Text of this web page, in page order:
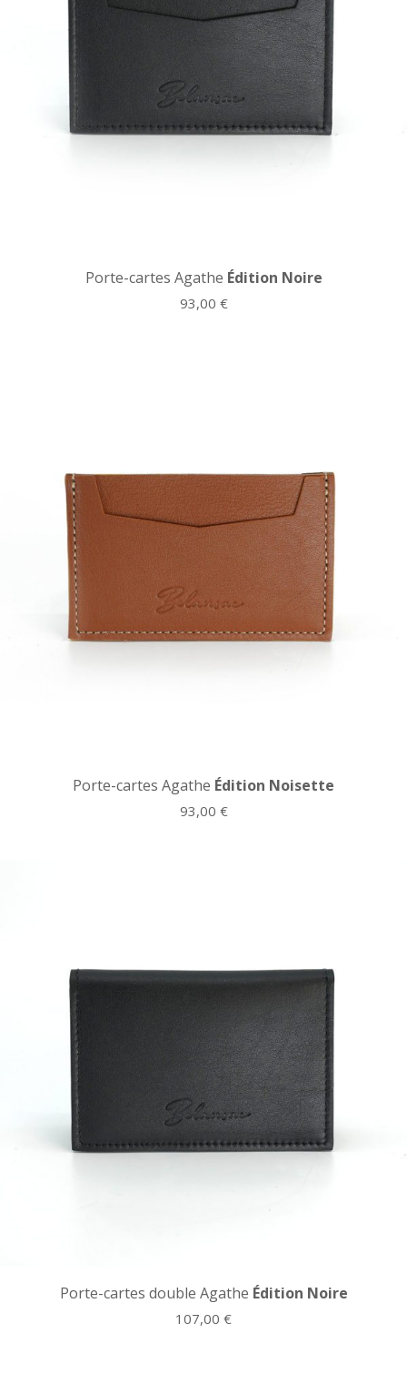
Porte-cartes Agathe Édition Noire
93,00 €
Porte-cartes Agathe Édition Noisette
93,00 €
Porte-cartes double Agathe Édition Noire
107,00 €